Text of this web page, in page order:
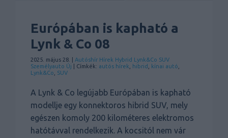
Európában is kapható a
Lynk & Co 08
2025. május 28. | Autóshír Hírek Hybrid Lynk&Co SUV
Személyauto Új | Címkék: autós hírek hibrid kínai autó
Lynk&Co
SUV
A Lynk & Co legújabb Európában is kapható
modellje egy konnektoros hibrid SUV, mely
egészen komoly 200 kilométeres elektromos
hatótávval rendelkezik. A kocsitól nem vár